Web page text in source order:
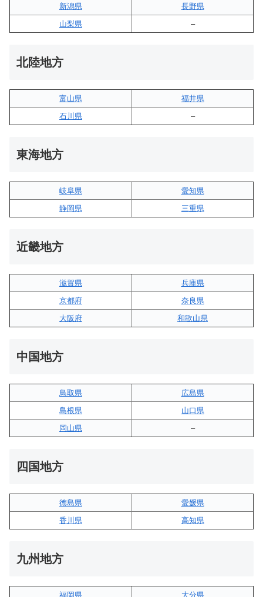
新潟県
長野県
山梨県
–
北陸地方
富山県
福井県
石川県
–
東海地方
岐阜県
愛知県
静岡県
三重県
近畿地方
滋賀県
兵庫県
京都府
奈良県
大阪府
和歌山県
中国地方
鳥取県
広島県
島根県
山口県
岡山県
–
四国地方
徳島県
愛媛県
香川県
高知県
九州地方
福岡県 大分県